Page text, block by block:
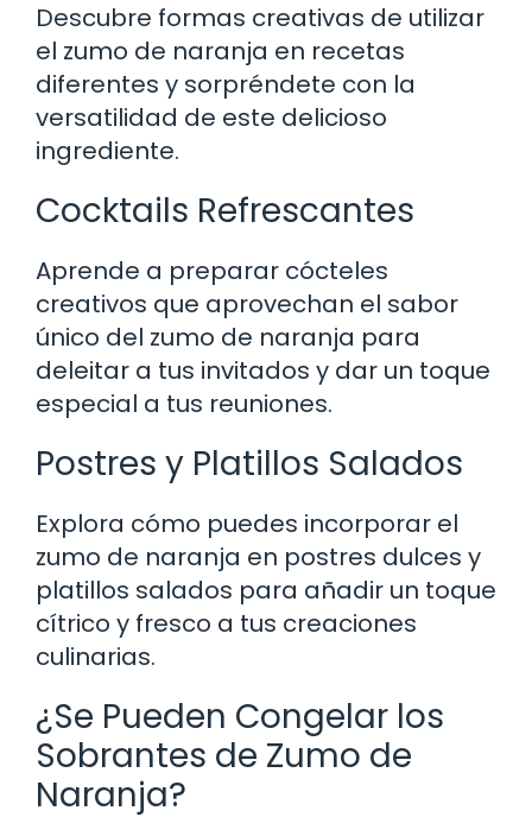
Descubre formas creativas de utilizar
el zumo de naranja en recetas
diferentes y sorpréndete con la
versatilidad de este delicioso
ingrediente.
Cocktails Refrescantes
Aprende a preparar cócteles
creativos que aprovechan el sabor
único del zumo de naranja para
deleitar a tus invitados y dar un toque
especial a tus reuniones.
Postres y Platillos Salados
Explora cómo puedes incorporar el
zumo de naranja en postres dulces y
platillos salados para añadir un toque
cítrico y fresco a tus creaciones
culinarias.
¿Se Pueden Congelar los
Sobrantes de Zumo de
Naranja?